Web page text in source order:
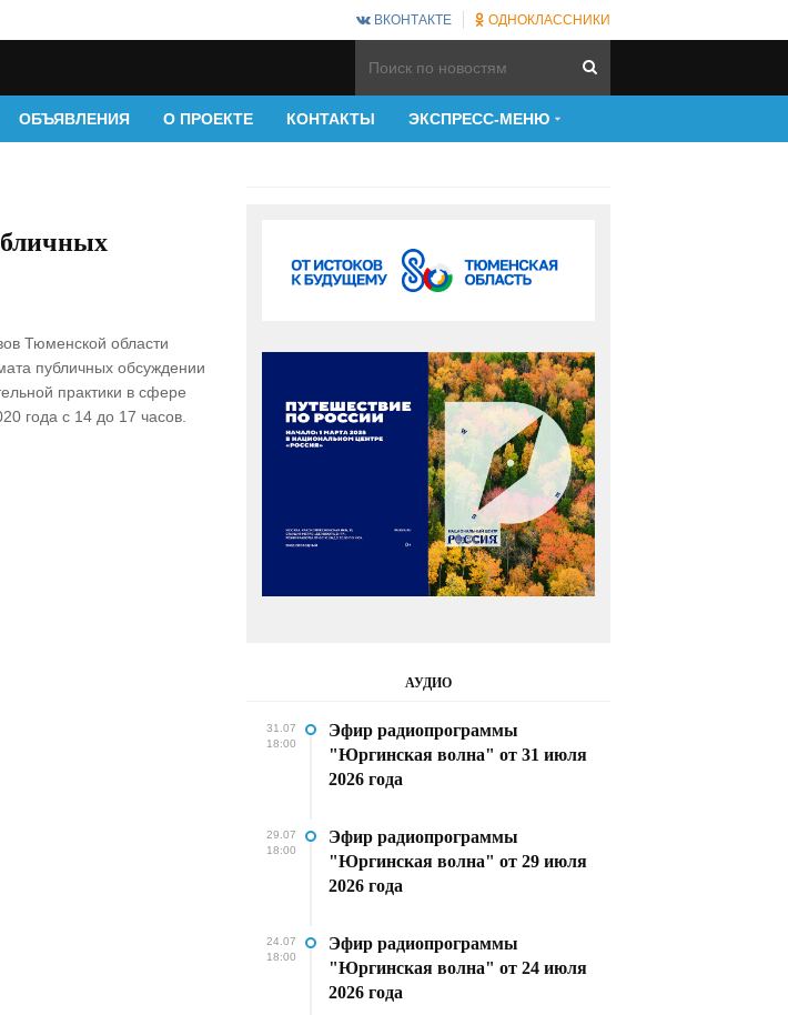
ВКОНТАКТЕ ОДНОКЛАССНИКИ
ОБЪЯВЛЕНИЯ О ПРОЕКТЕ КОНТАКТЫ ЭКСПРЕСС-МЕНЮ
Тюменской области
публичных обсуждении
практики в сфере
года с 14 до 17 часов.
АУДИО
31.07
18:00
Эфир радиопрограммы
"Юргинская волна" от 31 июля
2026 года
29.07
18:00
Эфир радиопрограммы
"Юргинская волна" от 29 июля
2026 года
24.07
18:00
Эфир радиопрограммы
"Юргинская волна" от 24 июля
2026 года